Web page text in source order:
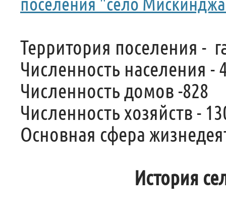
Территория поселения -
Численность населения -
Численность домов -828
Численность хозяйств -
Основная сфера
История